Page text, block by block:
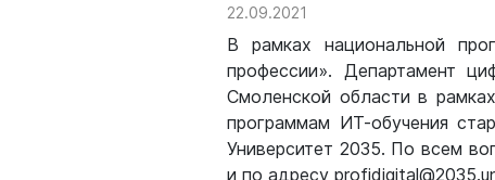
22.09.2021
В рамках национальной
профессии». Департамент
Смоленской области в
программам ИТ-обучения
Университет 2035. По всем
и по адресу